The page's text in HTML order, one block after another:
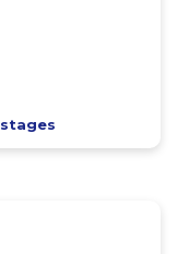
stages